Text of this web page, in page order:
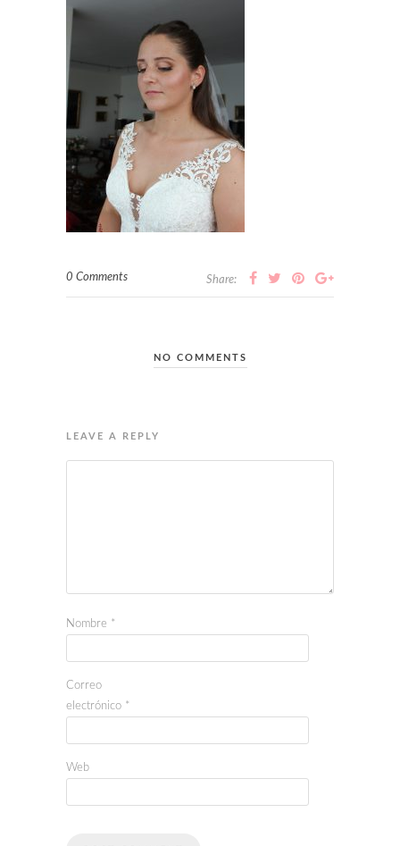
0 Comments Share:
NO COMMENTS
LEAVE A REPLY
Nombre *
Correo
electrónico *
Web